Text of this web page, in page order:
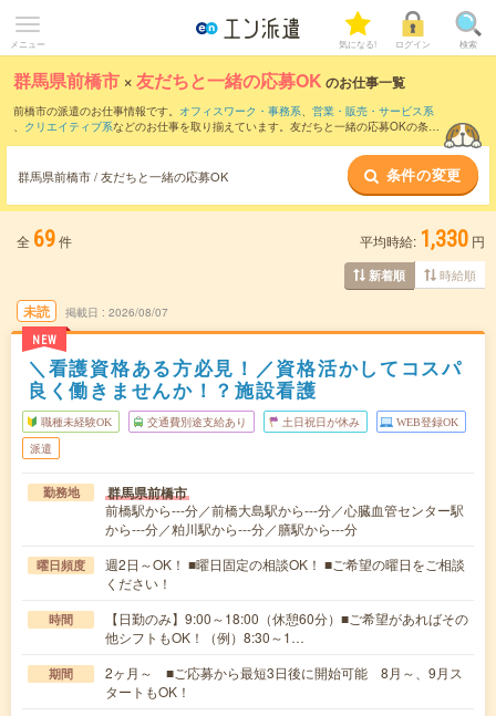
メニュー 気になる! ログイン 検索
群馬県前橋市 ×友だちと一緒の応募OK のお仕事一覧
前橋市の派遣のお仕事情報です。 オフィスワーク・事務系、 営業・販売・サービス系
、 クリエイティブ系などのお仕事を取り揃えています。友だちと一緒の応募OKの条件
群馬県前橋市 / 友だちと一緒の応募OK 条件の変更
全 69件 平均時給: 1,330 円
新着順 時給順
未読
NEW
掲載日 2026/08/07
＼看護資格ある方必見！／資格活かしてコスパ
良く働きませんか！？施設看護
職種未経験OK 交通費別途支給あり 土日祝日が休み WEB登録OK
派遣
勤務地 群馬県前橋市
前橋駅から---分／前橋大島駅から---分／心臓血管センター駅
から---分／粕川駅から---分／膳駅から---分
曜日頻度
週2日～OK！ ■曜日固定の相談OK！ ■ご希望の曜日をご相談
ください！
時間
【日勤のみ】9:00～18:00（休憩60分）■ご希望があればその
他シフトもOK！（例）8:30～1…
期間
2ヶ月～ ■ご応募から最短3日後に開始可能 8月～、9月ス
タートもOK！